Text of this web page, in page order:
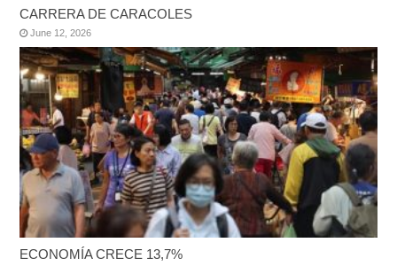
CARRERA DE CARACOLES
June 12, 2026
ECONOMÍA CRECE 13,7%